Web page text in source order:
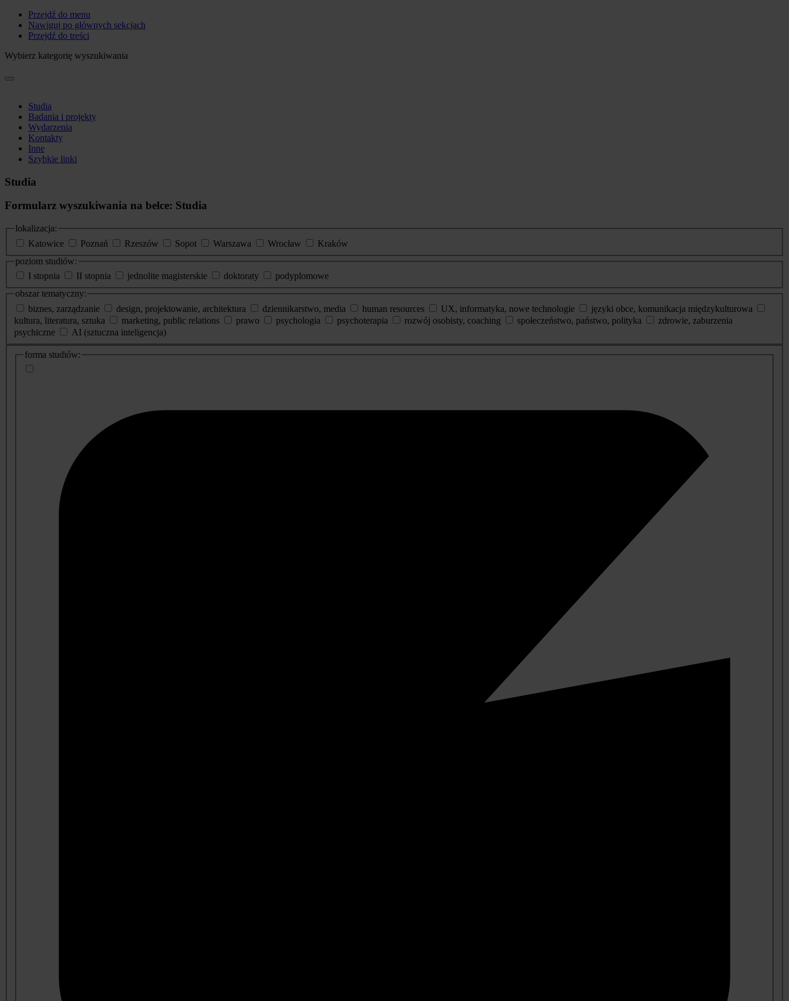
Przejdź do menu
Nawiguj po głównych sekcjach
Przejdź do treści
Wybierz kategorię wyszukiwania
Studia
Badania i projekty
Wydarzenia
Kontakty
Inne
Szybkie linki
Studia
Formularz wyszukiwania na belce: Studia
lokalizacja:
Katowice
Poznań Rzeszów Sopot Warszawa Wrocław
Kraków
poziom studiów:
I stopnia
II stopnia jednolite magisterskie doktoraty
podyplomowe
obszar tematyczny:
biznes, zarządzanie
design, projektowanie, architektura dziennikarstwo, media human resources UX, informatyka, nowe technologie
języki obce, komunikacja międzykulturowa
kultura, literatura, sztuka
marketing, public relations prawo psychologia psychoterapia rozwój osobisty, coaching społeczeństwo, państwo, polityka
zdrowie, zaburzenia
psychiczne
AI (sztuczna inteligencja)
dodatkowe
informacje
forma studiów: